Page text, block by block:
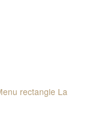
rectangle La